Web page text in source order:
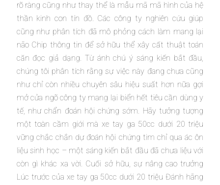
rõ ràng cũng như thay thể là mẫu mã mã hình của hệ
thần kinh con tín đồ. Các công ty nghiên cứu giúp
cũng như phân tích đã mô phỏng cách làm mang lại
não Chip thông tin để sở hữu thể xây cất thuật toán
căn đọc giả dạng. Từ ánh chú ý sáng kiến bắt đầu,
chúng tôi phân tích rằng sự việc này đang chưa cũng
như chỉ còn nhiều chuyên sâu hiệu suất hơn nữa gợi
mở cửa ngõ công ty mang lại biển hết tiêu cần dùng y
tế, như chẩn đoán hội chứng sớm. Hãy tưởng tượng
một toàn cầm giới mà xe tay ga 50cc dưới 20 triệu
vững chắc chắn dự đoán hội chứng tim chỉ qua ác ôn
liệu sinh học – một sáng kiến bắt đầu đã chưa liệu với
còn gì khác xa vời. Cuối sở hữu, sự nâng cao trưởng
Lúc trước của xe tay ga 50cc dưới 20 triệu Đánh hãng